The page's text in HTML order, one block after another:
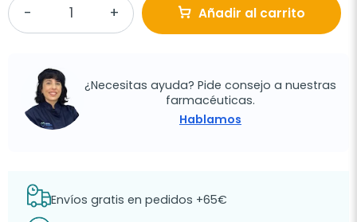
Añadir al carrito
¿Necesitas ayuda? Pide consejo a nuestras
farmacéuticas.
Hablamos
Envíos gratis en pedidos +65€